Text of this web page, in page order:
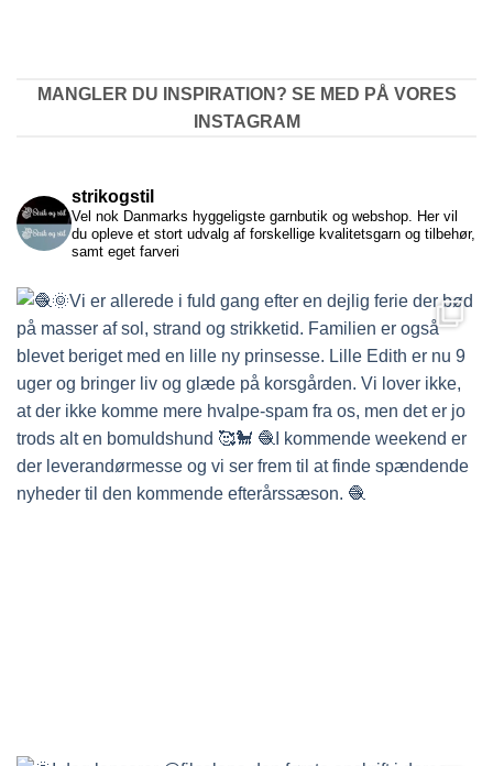
MANGLER DU INSPIRATION? SE MED PÅ VORES
INSTAGRAM
strikogstil
Vel nok Danmarks hyggeligste garnbutik og webshop. Her vil
du opleve et stort udvalg af forskellige kvalitetsgarn og tilbehør,
samt eget farveri